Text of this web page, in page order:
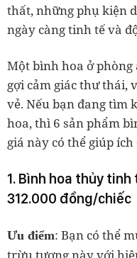
thất, những phụ kiện
ngày càng tinh tế và
Một bình hoa ở phòng
gợi cảm giác thư thái,
vẻ. Nếu bạn đang tìm
hoa, thì 6 sản phẩm
giá này có thể giúp ích
1. Bình hoa thủy
312.000 đồng/chiếc
Ưu điểm: Bạn có thể